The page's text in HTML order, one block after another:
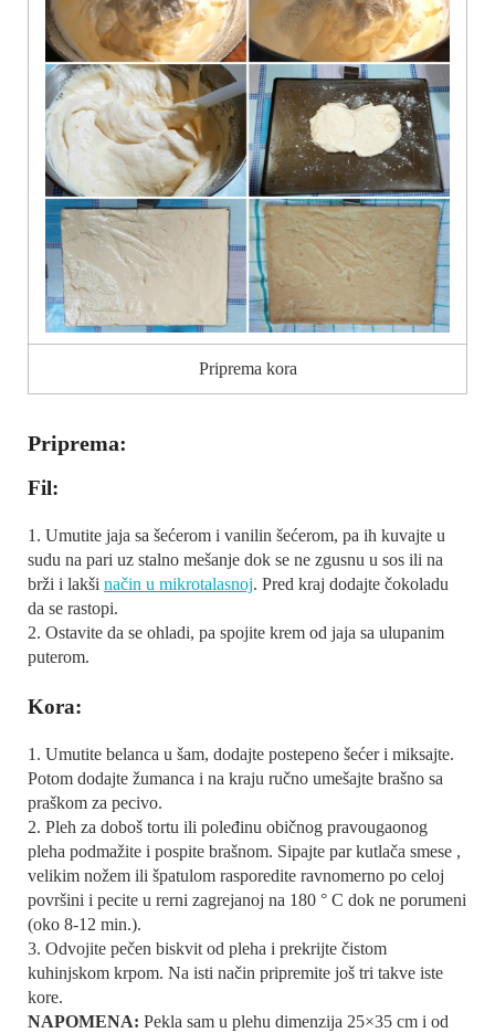
Priprema kora
Priprema:
Fil:
1. Umutite jaja sa šećerom i vanilin šećerom, pa ih kuvajte u
sudu na pari uz stalno mešanje dok se ne zgusnu u sos ili na
brži i lakši način u mikrotalasnoj. Pred kraj dodajte čokoladu
da se rastopi.
2. Ostavite da se ohladi, pa spojite krem od jaja sa ulupanim
puterom.
Kora:
1. Umutite belanca u šam, dodajte postepeno šećer i miksajte.
Potom dodajte žumanca i na kraju ručno umešajte brašno sa
praškom za pecivo.
2. Pleh za doboš tortu ili poleđinu običnog pravougaonog
pleha podmažite i pospite brašnom. Sipajte par kutlača smese ,
velikim nožem ili špatulom rasporedite ravnomerno po celoj
površini i pecite u rerni zagrejanoj na 180 ° C dok ne porumeni
(oko 8-12 min.).
3. Odvojite pečen biskvit od pleha i prekrijte čistom
kuhinjskom krpom. Na isti način pripremite još tri takve iste
kore.
NAPOMENA: Pekla sam u plehu dimenzija 25×35 cm i od